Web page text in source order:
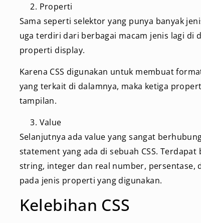
Properti
Sama seperti selektor yang punya banyak
uga terdiri dari berbagai macam jenis lagi
properti display.
Karena CSS digunakan untuk membuat
yang terkait di dalamnya, maka ketiga
tampilan.
Value
Selanjutnya ada value yang sangat
statement yang ada di sebuah CSS.
string, integer dan real number, persentase,
pada jenis properti yang digunakan.
Kelebihan CSS